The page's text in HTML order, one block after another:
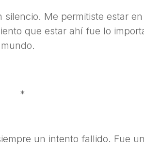
Me permitiste estar
que estar ahí fue lo
*
un intento fallido. Fue